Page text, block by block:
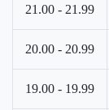
21.00 - 21.99
20.00 - 20.99
19.00 - 19.99